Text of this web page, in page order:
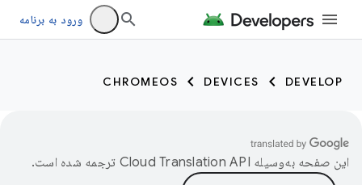
ورود به برنامه
DEVELOP
DEVICES
CHROMEOS
این صفحه به‌وسیله ترجمه شده است.